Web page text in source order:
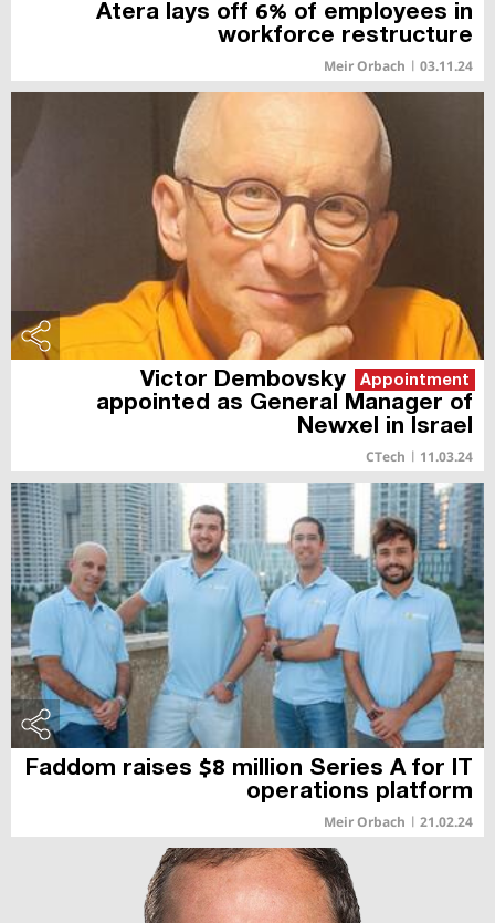
Atera lays off 6% of employees in
workforce restructure
03.11.24
|
Meir Orbach
Appointment
Victor Dembovsky
appointed as General Manager of
Newxel in Israel
11.03.24
|
CTech
Faddom raises $8 million Series A for IT
operations platform
21.02.24
|
Meir Orbach